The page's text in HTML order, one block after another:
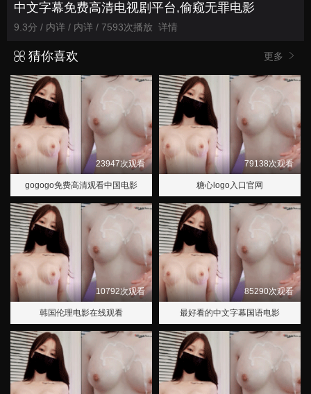
中文字幕免费高清电视剧平台,偷窥无罪电影
9.3分 / 内详 / 内详 / 7593次播放 详情
更多
猜你喜欢
23947次观看
gogogo免费高清观看中国电影
79138次观看
糖心logo入口官网
10792次观看
韩国伦理电影在线观看
85290次观看
最好看的中文字幕国语电影